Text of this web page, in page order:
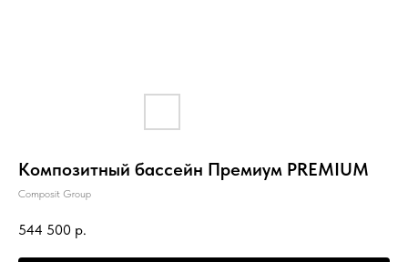
Композитный бассейн Премиум PREMIUM
Composit Group
544 500 р.